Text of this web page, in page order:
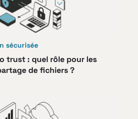
sécurisée
trust : quel rôle pour les
de fichiers ?